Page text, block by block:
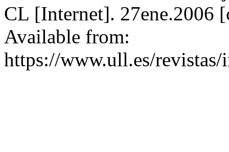
CL [Internet]. 27ene.2006
Available from:
https://www.ull.es/